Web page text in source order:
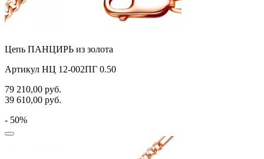
Цепь ПАНЦИРЬ из золота
Артикул НЦ 12-002ПГ 0.50
79 210,00 руб.
39 610,00 руб.
- 50%